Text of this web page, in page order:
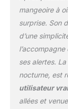
mangeoire à
surprise. Son
d’une
ses alertes.
nocturne, est
utilisateur
allées et